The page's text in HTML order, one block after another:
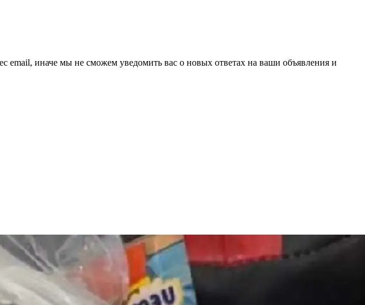
email, иначе мы не сможем уведомить вас о новых ответах на ваши объявления и